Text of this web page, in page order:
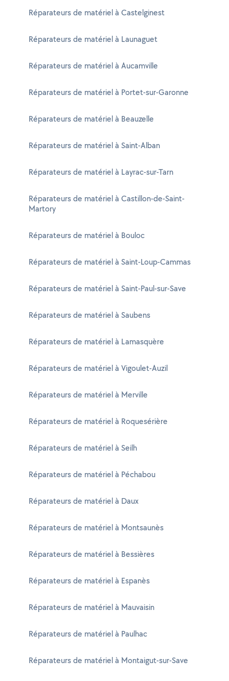
Réparateurs de matériel à Castelginest
Réparateurs de matériel à Launaguet
Réparateurs de matériel à Aucamville
Réparateurs de matériel à Portet-sur-Garonne
Réparateurs de matériel à Beauzelle
Réparateurs de matériel à Saint-Alban
Réparateurs de matériel à Layrac-sur-Tarn
Réparateurs de matériel à Castillon-de-Saint-
Martory
Réparateurs de matériel à Bouloc
Réparateurs de matériel à Saint-Loup-Cammas
Réparateurs de matériel à Saint-Paul-sur-Save
Réparateurs de matériel à Saubens
Réparateurs de matériel à Lamasquère
Réparateurs de matériel à Vigoulet-Auzil
Réparateurs de matériel à Merville
Réparateurs de matériel à Roquesérière
Réparateurs de matériel à Seilh
Réparateurs de matériel à Péchabou
Réparateurs de matériel à Daux
Réparateurs de matériel à Montsaunès
Réparateurs de matériel à Bessières
Réparateurs de matériel à Espanès
Réparateurs de matériel à Mauvaisin
Réparateurs de matériel à Paulhac
Réparateurs de matériel à Montaigut-sur-Save